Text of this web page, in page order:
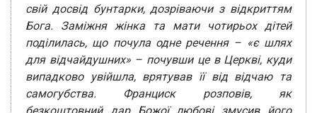
свій досвід бунтарки, дозріваючи з відкриттям
Бога. Заміжня жінка та мати чотирьох дітей
поділилась, що почула одне речення – «є шлях
для відчайдушних» – почувши це в Церкві, куди
випадково увійшла, врятував її від відчаю та
самогубства. Франциск розповів, як